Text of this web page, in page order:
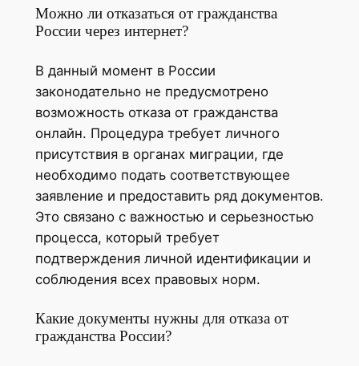
Можно ли отказаться от гражданства
России через интернет?
В данный момент в России
законодательно не предусмотрено
возможность отказа от гражданства
онлайн. Процедура требует личного
присутствия в органах миграции, где
необходимо подать соответствующее
заявление и предоставить ряд документов.
Это связано с важностью и серьезностью
процесса, который требует
подтверждения личной идентификации и
соблюдения всех правовых норм.
Какие документы нужны для отказа от
гражданства России?